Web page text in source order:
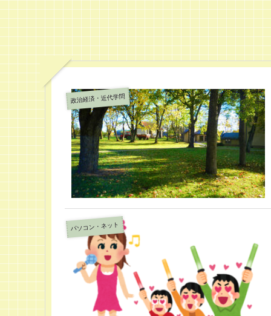
政治経済・近代学問
パソコン・ネット